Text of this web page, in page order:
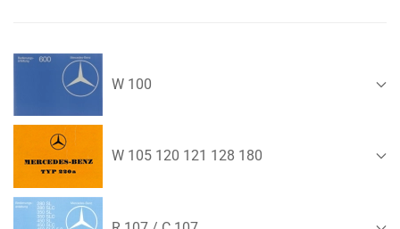
W 100
W 105 120 121 128 180